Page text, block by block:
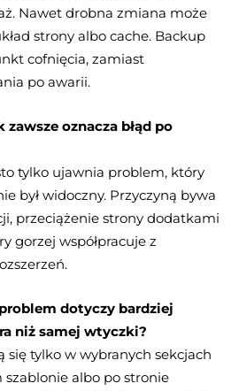
Nawet drobna zmiana może
strony albo cache. Backup
cofnięcia, zamiast
po awarii.
oznacza błąd po
tylko ujawnia problem, który
był widoczny. Przyczyną bywa
przeciążenie strony dodatkami
gorzej współpracuje z
dotyczy bardziej
niż samej wtyczki?
się tylko w wybranych sekcjach
albo po stronie